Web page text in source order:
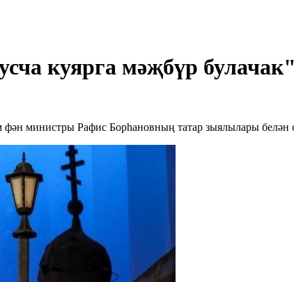
куярга мәҗбүр
министры Рафис Борһановның татар зыялылары белән